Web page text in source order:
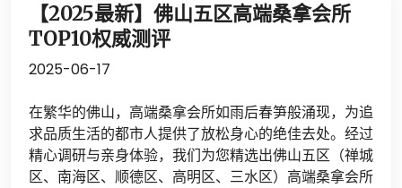
【2025最新】佛山五区高端桑拿会所
TOP10权威测评
2025-06-17
在繁华的佛山，高端桑拿会所如雨后春笋般涌现，为追
求品质生活的都市人提供了放松身心的绝佳去处。经过
精心调研与亲身体验，我们为您精选出佛山五区（禅城
区、南海区、顺德区、高明区、三水区）高端桑拿会所